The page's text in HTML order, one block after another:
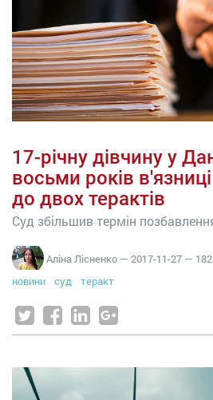
17-річну дівчину у
восьми років
до двох терактів
Суд збільшив термін
Аліна Лісненко — 2017-11-27 —
новини
суд теракт